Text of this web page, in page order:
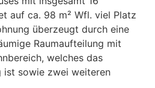
auf ca. 98 m² Wfl. viel Platz
überzeugt durch eine
Raumaufteilung mit
welches das
ist sowie zwei weiteren